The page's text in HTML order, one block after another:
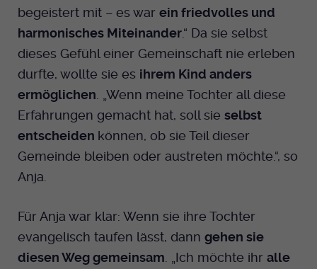
begeistert mit – es war ein friedvolles und
harmonisches Miteinander.“ Da sie selbst
dieses Gefühl einer Gemeinschaft nie erleben
durfte, wollte sie es ihrem Kind anders
ermöglichen . „Wenn meine Tochter all diese
Erfahrungen gemacht hat, soll sie selbst
entscheiden können, ob sie Teil dieser
Gemeinde bleiben oder austreten möchte.“, so
Anja.
Für Anja war klar: Wenn sie ihre Tochter
evangelisch taufen lässt, dann gehen sie
diesen Weg gemeinsam . „Ich möchte ihr alle